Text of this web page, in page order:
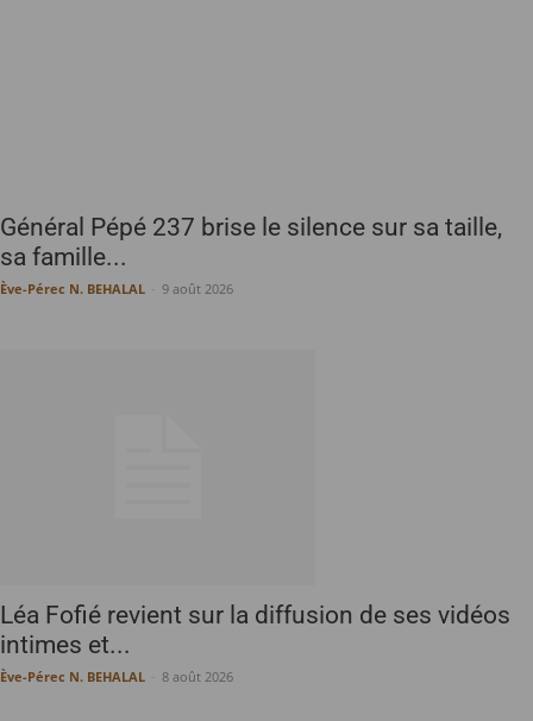
Général Pépé 237 brise le silence sur sa taille,
sa famille...
Ève-Pérec N. BEHALAL 9 août 2026
Léa Fofié revient sur la diffusion de ses vidéos
intimes et...
Ève-Pérec N. BEHALAL 8 août 2026